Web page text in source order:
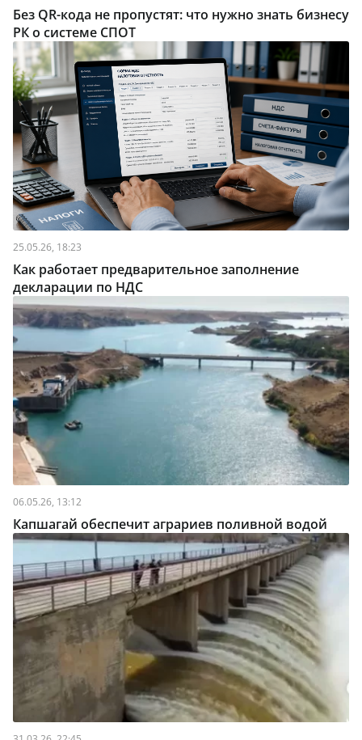
Без QR-кода не пропустят: что нужно знать бизнесу
РК о системе СПОТ
25.05.26, 18:23
Как работает предварительное заполнение
декларации по НДС
06.05.26, 13:12
Капшагай обеспечит аграриев поливной водой